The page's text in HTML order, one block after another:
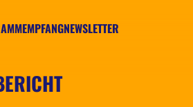
EMPFANGNEWSLETTER